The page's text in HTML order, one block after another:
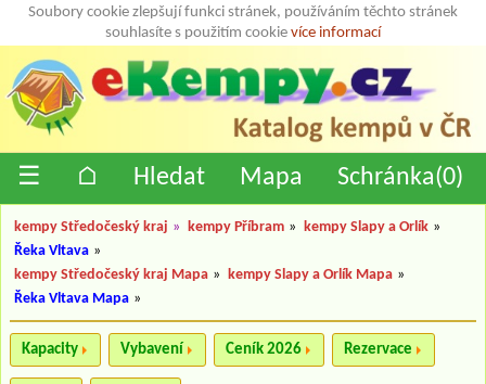
Soubory cookie zlepšují funkci stránek, používáním těchto stránek
souhlasíte s použitím cookie více informací
☰ ⌂ Hledat Mapa Schránka(0)
kempy Středočeský kraj » kempy Příbram » kempy Slapy a Orlík »
Řeka Vltava »
kempy Středočeský kraj Mapa » kempy Slapy a Orlík Mapa »
Řeka Vltava Mapa »
Kapacity Vybavení Ceník 2026 Rezervace